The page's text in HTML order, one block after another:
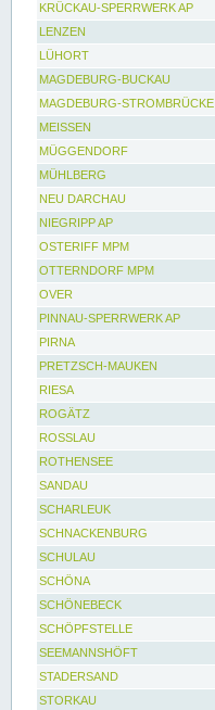
KRÜCKAU-SPERRWERK AP
LENZEN
LÜHORT
MAGDEBURG-BUCKAU
MAGDEBURG-STROMBRÜCKE
MEISSEN
MÜGGENDORF
MÜHLBERG
NEU DARCHAU
NIEGRIPP AP
OSTERIFF MPM
OTTERNDORF MPM
OVER
PINNAU-SPERRWERK AP
PIRNA
PRETZSCH-MAUKEN
RIESA
ROGÄTZ
ROSSLAU
ROTHENSEE
SANDAU
SCHARLEUK
SCHNACKENBURG
SCHULAU
SCHÖNA
SCHÖNEBECK
SCHÖPFSTELLE
SEEMANNSHÖFT
STADERSAND
STORKAU